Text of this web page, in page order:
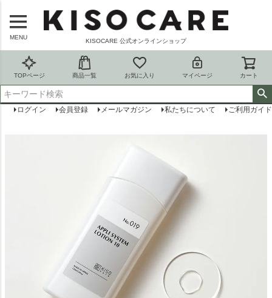
MENU
KISOCARE 公式オンラインショップ
TOPページ 商品一覧 お気に入り マイページ カート
ログイン 会員登録 メールマガジン 私たちについて ご利用ガイド